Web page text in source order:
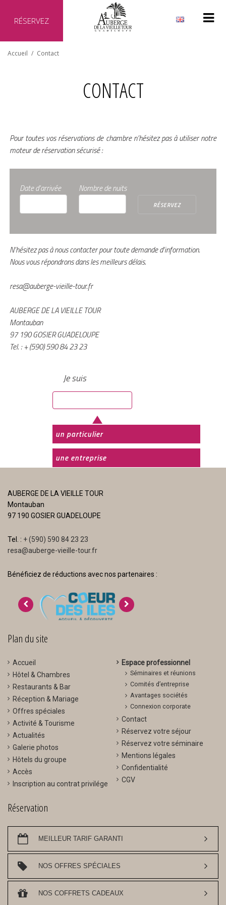
RÉSERVEZ
Accueil / Contact
CONTACT
Pour toutes vos réservations de chambre n’hésitez pas à utiliser notre
moteur de réservation sécurisé :
Date d'arrivée Nombre de nuits
N’hésitez pas à nous contacter pour toute demande d’information.
Nous vous répondrons dans les meilleurs délais.
resa@auberge-vieille-tour.fr
AUBERGE DE LA VIEILLE TOUR
Montauban
97 190 GOSIER GUADELOUPE
Tel. : + (590) 590 84 23 23
Je suis
un particulier
une entreprise
AUBERGE DE LA VIEILLE TOUR
Montauban
97 190 GOSIER GUADELOUPE
Tel. : + (590) 590 84 23 23
resa@auberge-vieille-tour.fr
Bénéficiez de réductions avec nos partenaires :
Plan du site
Accueil
Hôtel & Chambres
Restaurants & Bar
Réception & Mariage
Offres spéciales
Activité & Tourisme
Actualités
Galerie photos
Hôtels du groupe
Accès
Inscription au contrat privilége
Espace professionnel
Séminaires et réunions
Comités d’entreprise
Avantages sociétés
Connexion corporate
Contact
Réservez votre séjour
Réservez votre séminaire
Mentions légales
Confidentialité
CGV
Réservation
MEILLEUR TARIF GARANTI
NOS OFFRES SPÉCIALES
NOS COFFRETS CADEAUX